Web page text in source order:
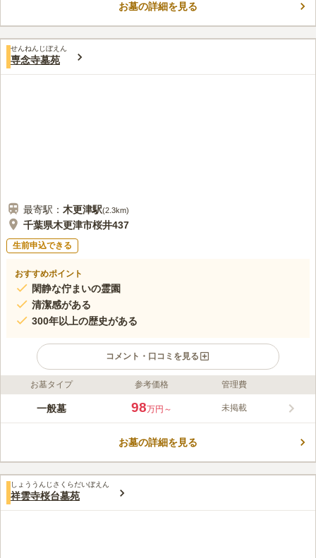
一部には、「照光寺」という異なる寺院が管理している墓地もあ
口コミ評価
この霊園はまだ誰からも評価されていません。
お墓の詳細を見る
せんねんじぼえん
専念寺墓苑
最寄駅： 木更津駅(2.3km)
千葉県木更津市桜井437
生前申込できる
おすすめポイント
閑静な佇まいの霊園
清潔感がある
300年以上の歴史がある
コメント・口コミを見る
ライフドット編集部のコメント
専念寺墓苑は、日東交通バス「桜井北町」バス停から徒歩約2
ョンにあることもあって、落ち着いてお参りしたいという方にも
ています。
口コミ評価
この霊園はまだ誰からも評価されていません。
お墓タイプ 参考価格 管理費
一般墓 98万円～ 未掲載
お墓の詳細を見る
しょううんじさくらだいぼえん
祥雲寺桜台墓苑